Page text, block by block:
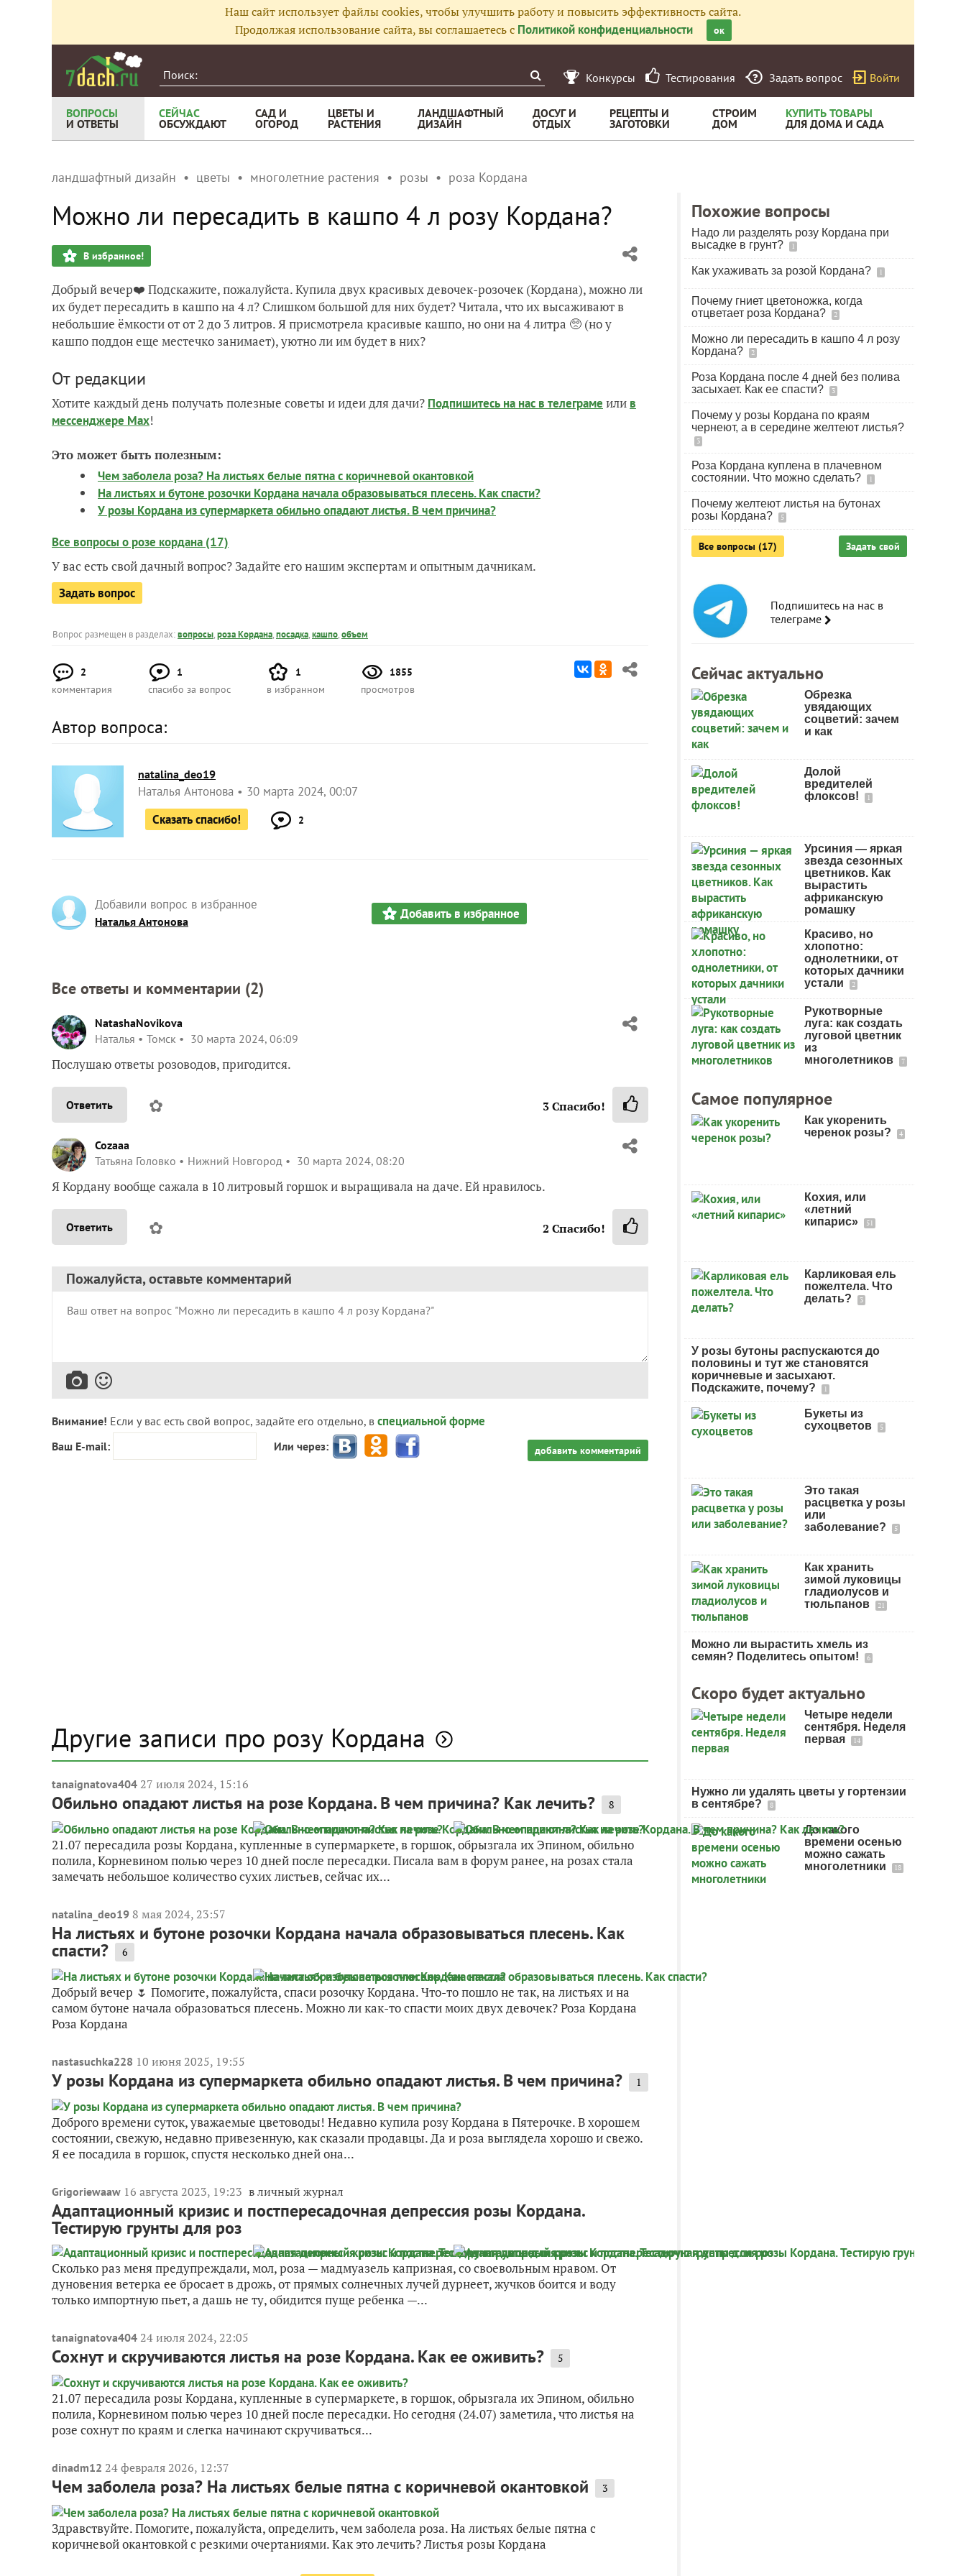
Наш сайт использует файлы cookies, чтобы улучшить работу и повысить эффективность сайта.
Продолжая использование сайта, вы соглашаетесь с Политикой конфиденциальности ок
Конкурсы Тестирования Задать вопрос Войти
ВОПРОСЫ
И ОТВЕТЫ
СЕЙЧАС
ОБСУЖДАЮТ
САД И
ОГОРОД
ЦВЕТЫ И
РАСТЕНИЯ
ЛАНДШАФТНЫЙ
ДИЗАЙН
ДОСУГ И
ОТДЫХ
РЕЦЕПТЫ И
ЗАГОТОВКИ
СТРОИМ
ДОМ
КУПИТЬ ТОВАРЫ
ДЛЯ ДОМА И САДА
ландшафтный дизайн цветы многолетние растения розы роза Кордана
Можно ли пересадить в кашпо 4 л розу Кордана?
В избранное!
Добрый вечер❤️ Подскажите, пожалуйста. Купила двух красивых девочек-розочек (Кордана), можно ли
их будет пересадить в кашпо на 4 л? Слишком большой для них будет? Читала, что их высаживают в
небольшие ёмкости от от 2 до 3 литров. Я присмотрела красивые кашпо, но они на 4 литра 🥺 (но у
кашпо поддон еще местечко занимает), уютно ли им будет в них?
От редакции
Хотите каждый день получать полезные советы и идеи для дачи? Подпишитесь на нас в телеграме или в
мессенджере Max!
Это может быть полезным:
Чем заболела роза? На листьях белые пятна с коричневой окантовкой
На листьях и бутоне розочки Кордана начала образовываться плесень. Как спасти?
У розы Кордана из супермаркета обильно опадают листья. В чем причина?
Все вопросы о розе кордана (17)
У вас есть свой дачный вопрос? Задайте его нашим экспертам и опытным дачникам.
Задать вопрос
Вопрос размещен в разделах:вопросы,роза Кордана,посадка,кашпо,объем
2
комментария
1
спасибо за вопрос
1
в избранном
1855
просмотров
Автор вопроса:
natalina_deo19
Наталья Антонова
30 марта 2024, 00:07
Сказать спасибо!
2
Добавили вопрос в избранное
Наталья Антонова Добавить в избранное
Все ответы и комментарии (2)
NatashaNovikova
Наталья
Томск 30 марта 2024, 06:09
Послушаю ответы розоводов, пригодится.
Ответить ✿ 3Спасибо!
Cozaaa
Татьяна Головко
Нижний Новгород 30 марта 2024, 08:20
Я Кордану вообще сажала в 10 литровый горшок и выращивала на даче. Ей нравилось.
Ответить ✿ 2 Спасибо!
Пожалуйста, оставьте комментарий
Внимание! Если у вас есть свой вопрос, задайте его отдельно, в специальной форме
Ваш E-mail: Или через: добавить комментарий
Другие записи про розу Кордана
tanaignatova404 27 июля 2024, 15:16
Обильно опадают листья на розе Кордана. В чем причина? Как лечить? 8
21.07 пересадила розы Кордана, купленные в супермаркете, в горшок, обрызгала их Эпином, обильно
полила, Корневином полью через 10 дней после пересадки. Писала вам в форум ранее, на розах стала
замечать небольшое количество сухих листьев, сейчас их...
natalina_deo19 8 мая 2024, 23:57
На листьях и бутоне розочки Кордана начала образовываться плесень. Как
спасти? 6
Добрый вечер 🌷 Помогите, пожалуйста, спаси розочку Кордана. Что-то пошло не так, на листьях и на
самом бутоне начала образоваться плесень. Можно ли как-то спасти моих двух девочек? Роза Кордана
Роза Кордана
nastasuchka228 10 июня 2025, 19:55
У розы Кордана из супермаркета обильно опадают листья. В чем причина? 1
Доброго времени суток, уважаемые цветоводы! Недавно купила розу Кордана в Пятерочке. В хорошем
состоянии, свежую, недавно привезенную, как сказали продавцы. Да и роза выглядела хорошо и свежо.
Я ее посадила в горшок, спустя несколько дней она...
Grigoriewaaw 16 августа 2023, 19:23 в личный журнал
Адаптационный кризис и постпересадочная депрессия розы Кордана.
Тестирую грунты для роз
Сколько раз меня предупреждали, мол, роза — мадмуазель капризная, со своевольным нравом. От
дуновения ветерка ее бросает в дрожь, от прямых солнечных лучей дурнеет, жучков боится и воду
только импортную пьет, а дашь не ту, обидится пуще ребенка —...
tanaignatova404 24 июля 2024, 22:05
Сохнут и скручиваются листья на розе Кордана. Как ее оживить? 5
21.07 пересадила розы Кордана, купленные в супермаркете, в горшок, обрызгала их Эпином, обильно
полила, Корневином полью через 10 дней после пересадки. Но сегодня (24.07) заметила, что листья на
розе сохнут по краям и слегка начинают скручиваться...
dinadm12 24 февраля 2026, 12:37
Чем заболела роза? На листьях белые пятна с коричневой окантовкой 3
Здравствуйте. Помогите, пожалуйста, определить, чем заболела роза. На листьях белые пятна с
коричневой окантовкой с резкими очертаниями. Как это лечить? Листья розы Кордана
Похожие вопросы
Надо ли разделять розу Кордана при
высадке в грунт?
1
Как ухаживать за розой Кордана? 1
Почему гниет цветоножка, когда
отцветает роза Кордана?
2
Можно ли пересадить в кашпо 4 л розу
Кордана?
2
Роза Кордана после 4 дней без полива
засыхает. Как ее спасти?
3
Почему у розы Кордана по краям
чернеют, а в середине желтеют листья?
3
Роза Кордана куплена в плачевном
состоянии. Что можно сделать?
1
Почему желтеют листья на бутонах
розы Кордана?
5
Все вопросы (17) Задать свой
Подпишитесь на нас в
телеграме
Сейчас актуально
Обрезка
увядающих
соцветий: зачем
и как
Долой
вредителей
флоксов!
1
Урсиния — яркая
звезда сезонных
цветников. Как
вырастить
африканскую
ромашку
Красиво, но
хлопотно:
однолетники, от
которых дачники
устали
2
Рукотворные
луга: как создать
луговой цветник
из
многолетников
7
Самое популярное
Как укоренить
черенок розы?
4
Кохия, или
«летний
кипарис»
51
Карликовая ель
пожелтела. Что
делать?
3
У розы бутоны распускаются до
половины и тут же становятся
коричневые и засыхают.
Подскажите, почему?
1
Букеты из
сухоцветов
5
Это такая
расцветка у розы
или
заболевание?
5
Как хранить
зимой луковицы
гладиолусов и
тюльпанов
21
Можно ли вырастить хмель из
семян? Поделитесь опытом!
6
Скоро будет актуально
Четыре недели
сентября. Неделя
первая
14
Нужно ли удалять цветы у гортензии
в сентябре?
8
До какого
времени осенью
можно сажать
многолетники
18